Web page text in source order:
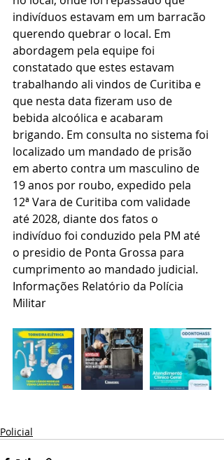
indivíduos estavam em um barracão
querendo quebrar o local. Em
abordagem pela equipe foi
constatado que estes estavam
trabalhando ali vindos de Curitiba e
que nesta data fizeram uso de
bebida alcoólica e acabaram
brigando. Em consulta no sistema foi
localizado um mandado de prisão
em aberto contra um masculino de
19 anos por roubo, expedido pela
12ª Vara de Curitiba com validade
até 2028, diante dos fatos o
indivíduo foi conduzido pela PM até
o presidio de Ponta Grossa para
cumprimento ao mandado judicial.
Informações Relatório da Polícia
Militar
Policial